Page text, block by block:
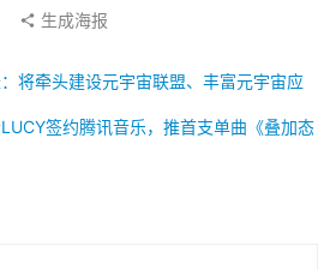
生成海报
将牵头建设元宇宙联盟、丰富元宇宙应
签约腾讯音乐，推首支单曲《叠加态